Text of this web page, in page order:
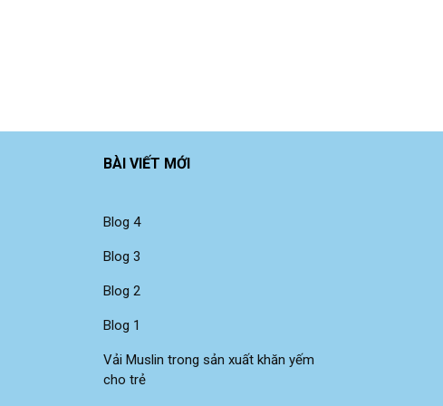
BÀI VIẾT MỚI
Blog 4
Blog 3
Blog 2
Blog 1
Vải Muslin trong sản xuất khăn yếm
cho trẻ